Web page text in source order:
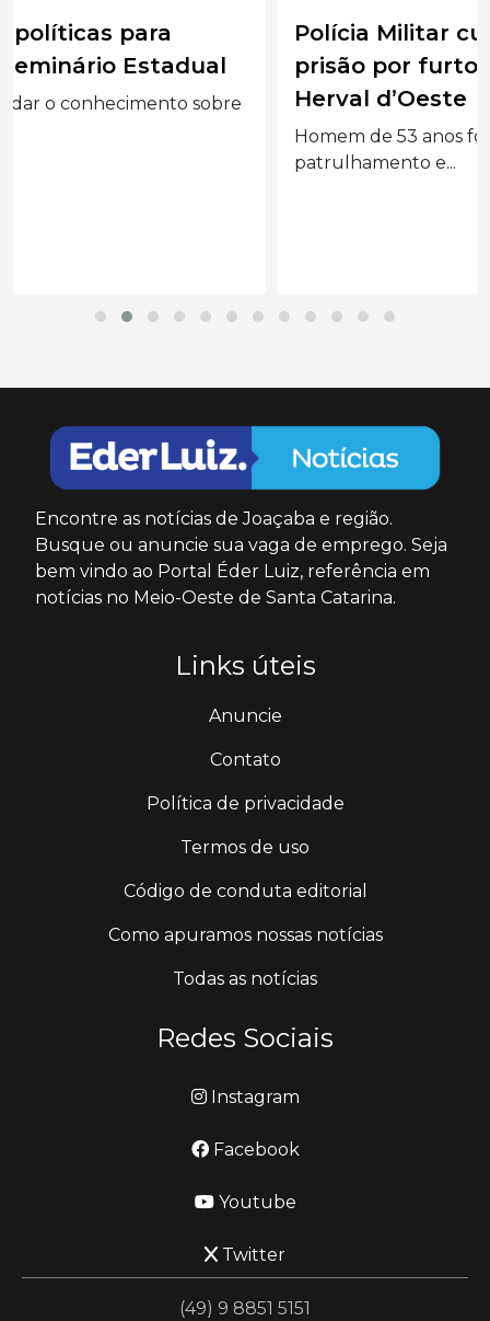
Polícia Militar cumpre mandado de
prisão por furto qualificado em
Herval d’Oeste
Homem de 53 anos foi localizado durante
Encontre as notícias de Joaçaba e região.
Busque ou anuncie sua vaga de emprego. Seja
bem vindo ao Portal Éder Luiz, referência em
notícias no Meio-Oeste de Santa Catarina.
Links úteis
Anuncie
Contato
Política de privacidade
Termos de uso
Código de conduta editorial
Como apuramos nossas notícias
Todas as notícias
Redes Sociais
Instagram
Facebook
Youtube
Twitter
(49) 9 8851 5151